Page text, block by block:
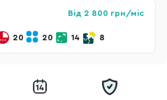
Від 2 800 грн/міс
20 20 14 8